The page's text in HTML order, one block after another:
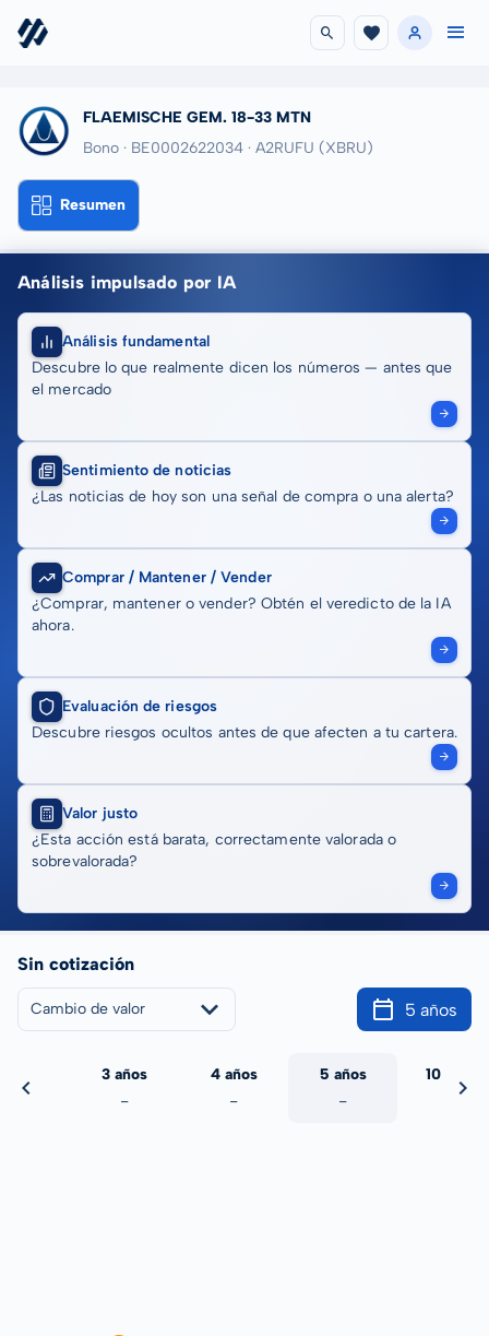
FLAEMISCHE GEM. 18-33 MTN
Bono · BE0002622034 · A2RUFU (XBRU)
Resumen
Análisis impulsado por IA
Análisis fundamental
Descubre lo que realmente dicen los números — antes que
el mercado
Sentimiento de noticias
¿Las noticias de hoy son una señal de compra o una alerta?
Comprar / Mantener / Vender
¿Comprar, mantener o vender? Obtén el veredicto de la IA
ahora.
Evaluación de riesgos
Descubre riesgos ocultos antes de que afecten a tu cartera.
Valor justo
¿Esta acción está barata, correctamente valorada o
sobrevalorada?
Sin cotización
Cambio de valor 5 años
3 años
-
4 años
-
5 años
-
10 años